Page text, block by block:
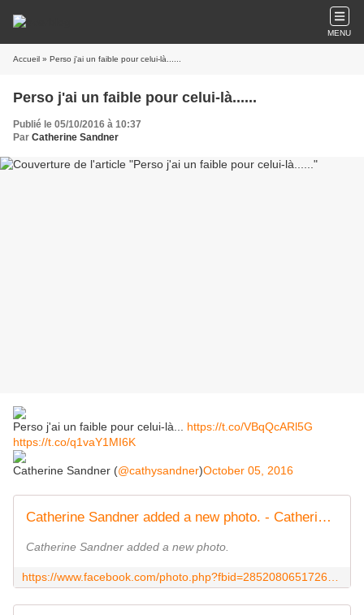
MENU
Accueil » Perso j'ai un faible pour celui-là......
Perso j'ai un faible pour celui-là......
Publié le 05/10/2016 à 10:37
Par Catherine Sandner
Perso j'ai un faible pour celui-là... https://t.co/VBqQcARl5G
https://t.co/q1vaY1MI6K
Catherine Sandner (@cathysandner)October 05, 2016
Catherine Sandner added a new photo. - Catherine Sandner | Facebook
Catherine Sandner added a new photo.